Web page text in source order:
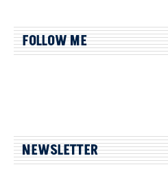
FOLLOW ME
NEWSLETTER